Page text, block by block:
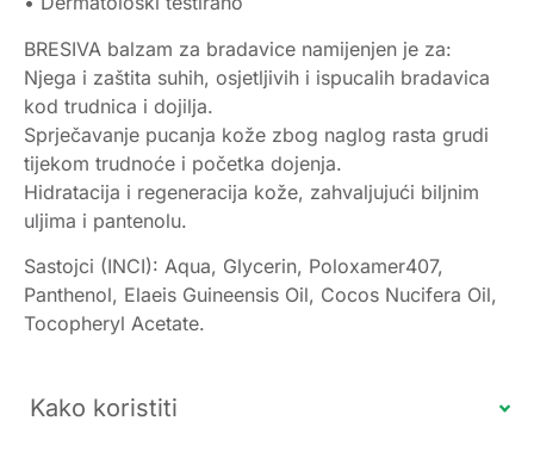
BRESIVA balzam za bradavice namijenjen je za:
Njega i zaštita suhih, osjetljivih i ispucalih bradavica
kod trudnica i dojilja.
Sprječavanje pucanja kože zbog naglog rasta grudi
tijekom trudnoće i početka dojenja.
Hidratacija i regeneracija kože, zahvaljujući biljnim
uljima i pantenolu.
Sastojci (INCI): Aqua, Glycerin, Poloxamer407,
Panthenol, Elaeis Guineensis Oil, Cocos Nucifera Oil,
Tocopheryl Acetate.
Kako koristiti